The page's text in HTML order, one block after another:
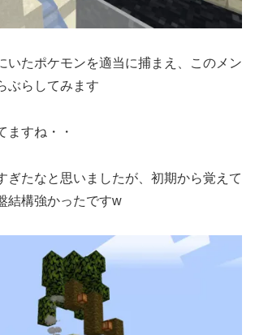
いたポケモンを適当に捕まえ、このメン
ぶらしてみます
ますね・・
ぎたなと思いましたが、初期から覚えて
結構強かったですw